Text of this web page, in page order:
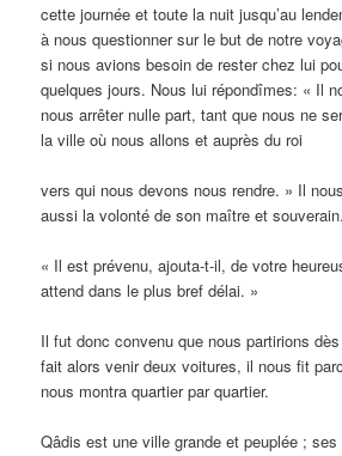
cette journée et toute la nuit jusqu’au
à nous questionner sur le but de notre
si nous avions besoin de rester chez lui
quelques jours. Nous lui répondîmes: « Il
nous arrêter nulle part, tant que nous ne
la ville où nous allons et auprès du roi
vers qui nous devons nous rendre. » Il
aussi la volonté de son maître et souverain.
« Il est prévenu, ajouta-t-il, de votre
attend dans le plus bref délai. »
Il fut donc convenu que nous partirions
fait alors venir deux voitures, il nous fit
nous montra quartier par quartier.
Qâdis est une ville grande et peuplée ;